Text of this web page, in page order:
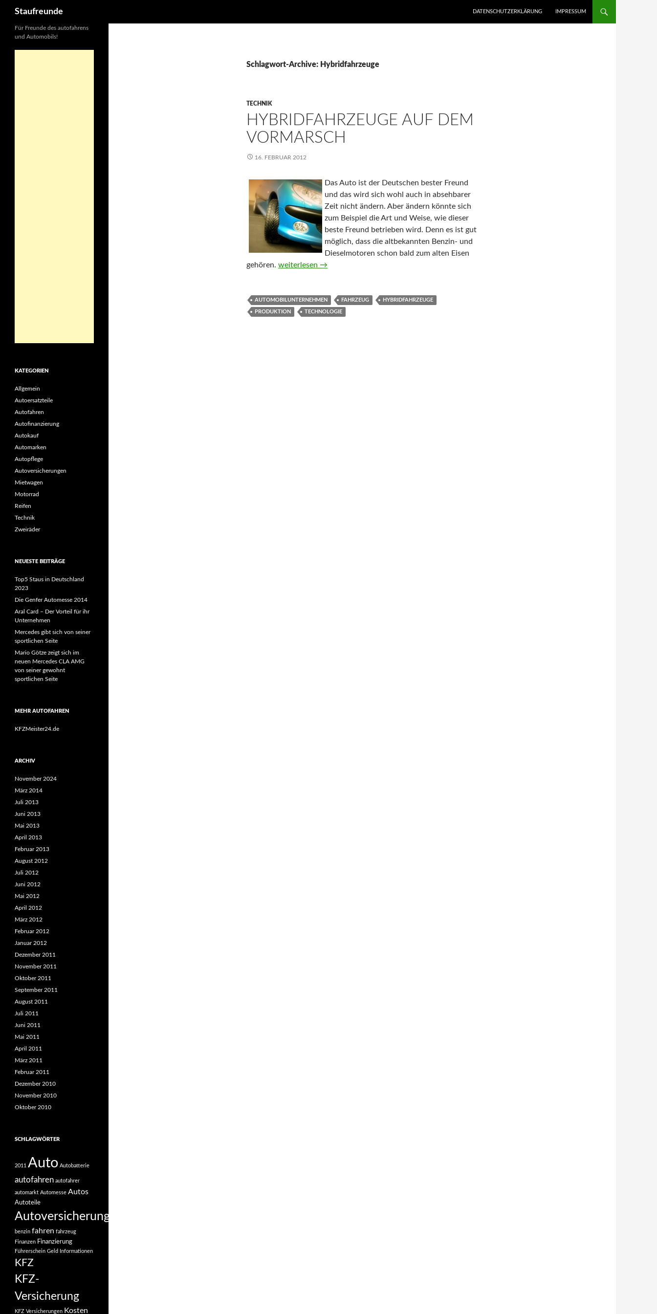
Staufreunde
DATENSCHUTZERKLÄRUNG
IMPRESSUM
Schlagwort-Archive: Hybridfahrzeuge
TECHNIK
HYBRIDFAHRZEUGE AUF DEM
VORMARSCH
16. FEBRUAR 2012
Das Auto ist der Deutschen bester Freund
und das wird sich wohl auch in absehbarer
Zeit nicht ändern. Aber ändern könnte sich
zum Beispiel die Art und Weise, wie dieser
beste Freund betrieben wird. Denn es ist gut
möglich, dass die altbekannten Benzin- und
Dieselmotoren schon bald zum alten Eisen
gehören. Hybridfahrzeuge auf dem Vormarsch
weiterlesen →
AUTOMOBILUNTERNEHMEN FAHRZEUG HYBRIDFAHRZEUGE
PRODUKTION TECHNOLOGIE
Für Freunde des autofahrens
und Automobils!
KATEGORIEN
Allgemein
Autoersatzteile
Autofahren
Autofinanzierung
Autokauf
Automarken
Autopflege
Autoversicherungen
Mietwagen
Motorrad
Reifen
Technik
Zweiräder
NEUESTE BEITRÄGE
Top5 Staus in Deutschland
2023
Die Genfer Automesse 2014
Aral Card – Der Vorteil für ihr
Unternehmen
Mercedes gibt sich von seiner
sportlichen Seite
Mario Götze zeigt sich im
neuen Mercedes CLA AMG
von seiner gewohnt
sportlichen Seite
MEHR AUTOFAHREN
KFZMeister24.de
ARCHIV
November 2024
März 2014
Juli 2013
Juni 2013
Mai 2013
April 2013
Februar 2013
August 2012
Juli 2012
Juni 2012
Mai 2012
April 2012
März 2012
Februar 2012
Januar 2012
Dezember 2011
November 2011
Oktober 2011
September 2011
August 2011
Juli 2011
Juni 2011
Mai 2011
April 2011
März 2011
Februar 2011
Dezember 2010
November 2010
Oktober 2010
SCHLAGWÖRTER
2011 Auto Autobatterie
autofahren autofahrer
automarkt Automesse Autos
Autoteile
Autoversicherung
benzin fahren fahrzeug
Finanzen Finanzierung
Führerschein Geld Informationen
KFZ
KFZ-
Versicherung
KFZ Versicherungen Kosten